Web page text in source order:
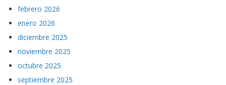
febrero 2026
enero 2026
diciembre 2025
noviembre 2025
octubre 2025
septiembre 2025